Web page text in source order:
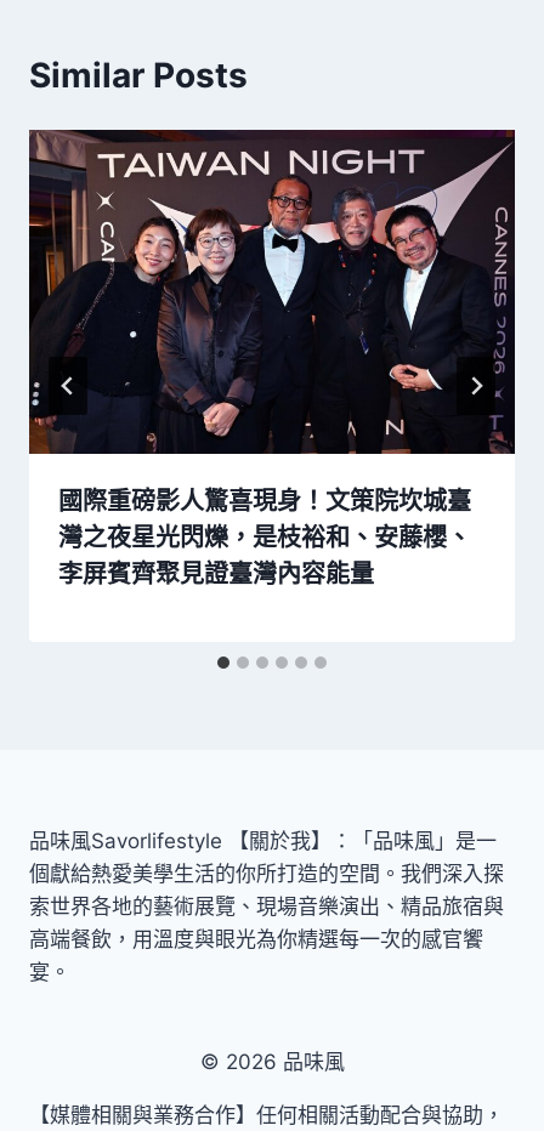
Similar Posts
國際重磅影人驚喜現身！文策院坎城臺
灣之夜星光閃爍，是枝裕和、安藤櫻、
李屏賓齊聚見證臺灣內容能量
品味風Savorlifestyle 【關於我】：「品味風」是一
個獻給熱愛美學生活的你所打造的空間。我們深入探
索世界各地的藝術展覽、現場音樂演出、精品旅宿與
高端餐飲，用溫度與眼光為你精選每一次的感官饗
宴。
© 2026 品味風
【媒體相關與業務合作】任何相關活動配合與協助，